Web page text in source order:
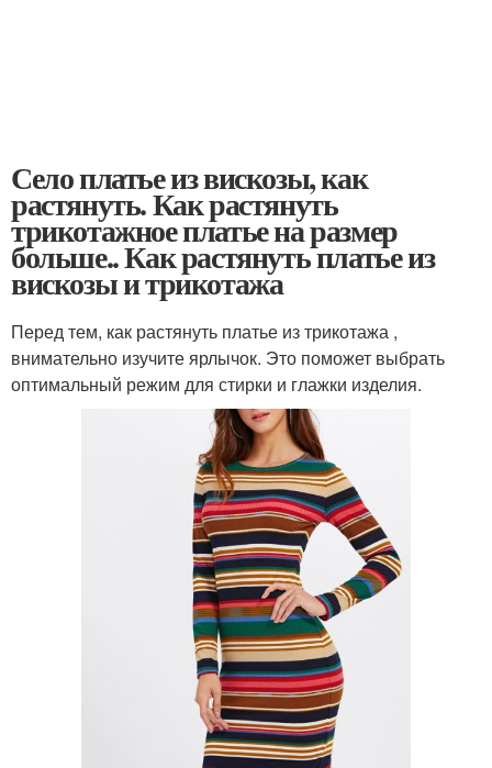
Село платье из вискозы, как
растянуть. Как растянуть
трикотажное платье на размер
больше.. Как растянуть платье из
вискозы и трикотажа
Перед тем, как растянуть платье из трикотажа ,
внимательно изучите ярлычок. Это поможет выбрать
оптимальный режим для стирки и глажки изделия.